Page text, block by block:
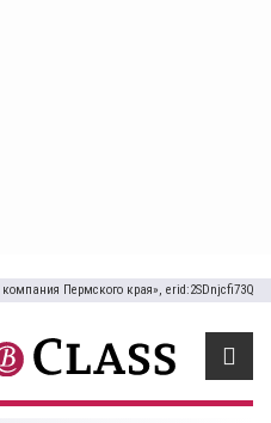
Пермского края», erid:2SDnjcfi73Q